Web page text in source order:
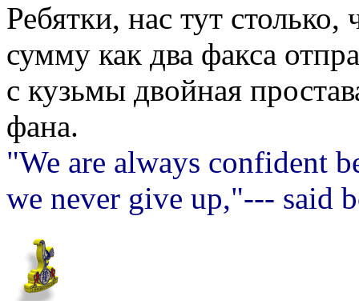
Ребятки, нас тут
сумму как два факса
с кузьмы двойная
фана.
"We are always confident
we never give up,"--- said